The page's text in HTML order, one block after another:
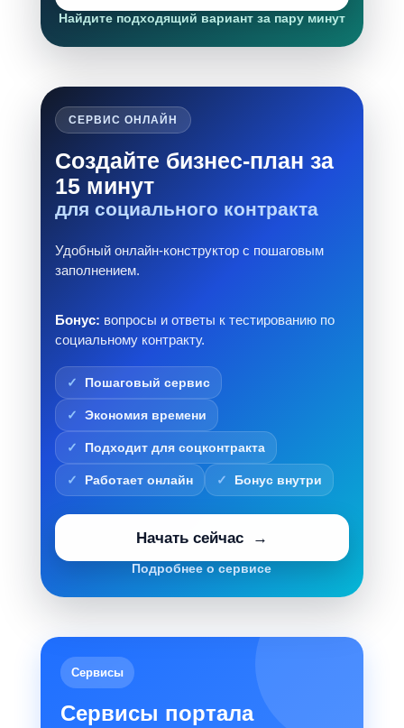
Найдите подходящий вариант за пару минут
СЕРВИС ОНЛАЙН
Создайте бизнес-план за
15 минут
для социального контракта
Удобный онлайн-конструктор с пошаговым
заполнением.
Бонус: вопросы и ответы к тестированию по
социальному контракту.
Пошаговый сервис
Экономия времени
Подходит для соцконтракта
Работает онлайн Бонус внутри
Начать сейчас
Подробнее о сервисе
Сервисы
Сервисы портала